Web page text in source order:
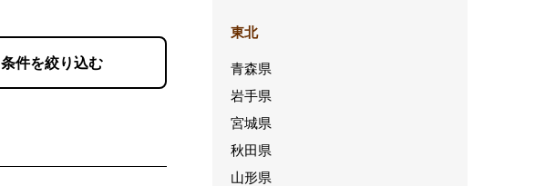
条件を絞り込む
東北
青森県
岩手県
宮城県
秋田県
山形県